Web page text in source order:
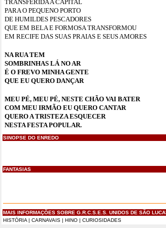
TRANSFERIDA A CAPITAL
PARA O PEQUENO PORTO
DE HUMILDES PESCADORES
QUE EM BELA E FORMOSA TRANSFORMOU
EM RECIFE DAS SUAS PRAIAS E SEUS AMORES
NA RUA TEM
SOMBRINHAS LÁ NO AR
É O FREVO MINHA GENTE
QUE EU QUERO DANÇAR
MEU PÉ, MEU PÉ, NESTE CHÃO VAI BATER
COM MEU IRMÃO EU QUERO CANTAR
QUERO A TRISTEZA ESQUECER
NESTA FESTA POPULAR.
SINOPSE DO ENREDO
FANTASIAS
MAIS INFORMAÇÕES SOBRE G.R.C.S.E.S. UNIDOS DE SÃO
HISTÓRIA | CARNAVAIS | HINO | CURIOSIDADES